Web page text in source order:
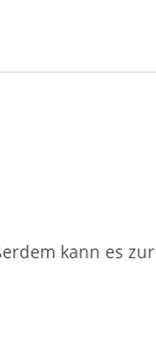
kann es zur